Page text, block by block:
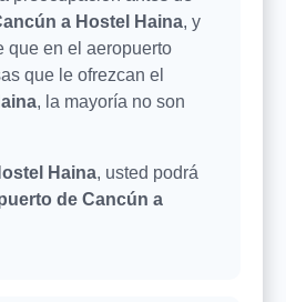
a Hostel Haina, y
que en el aeropuerto
que le ofrezcan el
, la mayoría no son
Haina, usted podrá
de Cancún a